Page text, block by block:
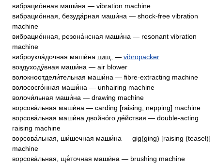
вибрацио́нная маши́на — vibration machine
вибрацио́нная, безуда́рная маши́на — shock-free vibration
machine
вибрацио́нная, резона́нсная маши́на — resonant vibration
machine
виброукла́дочная маши́на пищ. — vibropacker
воздуходу́вная маши́на — air blower
волокноотдели́тельная маши́на — fibre-extracting machine
волососго́нная маши́на — unhairing machine
волочи́льная маши́на — drawing machine
ворсова́льная маши́на — carding [raising, nepping] machine
ворсова́льная маши́на двойно́го де́йствия — double-acting
raising machine
ворсова́льная, ши́шечная маши́на — gig(ging) [raising (teasel)]
machine
ворсова́льная, щё́точная маши́на — brushing machine